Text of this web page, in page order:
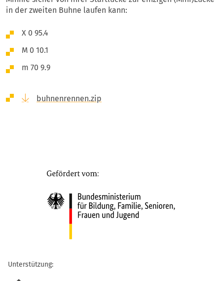
in der zweiten Buhne laufen kann:
X 0 95.4
M 0 10.1
m 70 9.9
buhnenrennen.zip
Unterstützung: